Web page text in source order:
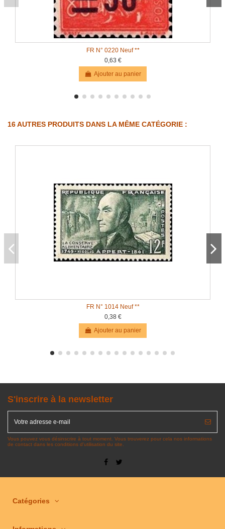
FR N° 0220 Neuf **
0,63 €
Ajouter au panier
16 AUTRES PRODUITS DANS LA MÊME CATÉGORIE :
FR N° 1014 Neuf **
0,38 €
Ajouter au panier
S'inscrire à la newsletter
Vous pouvez vous désinscrire à tout moment. Vous trouverez pour cela nos informations
de contact dans les conditions d'utilisation du site.
Catégories